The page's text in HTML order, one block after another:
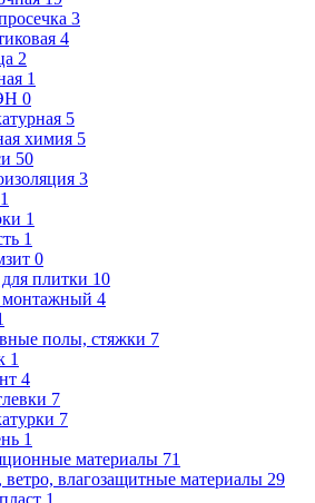
3
4
2
1
0
5
химия 5
50
3
1
1
1
0
плитки 10
4
полы, стяжки 7
1
4
7
7
1
материалы 71
ветро, влагозащитные материалы 29